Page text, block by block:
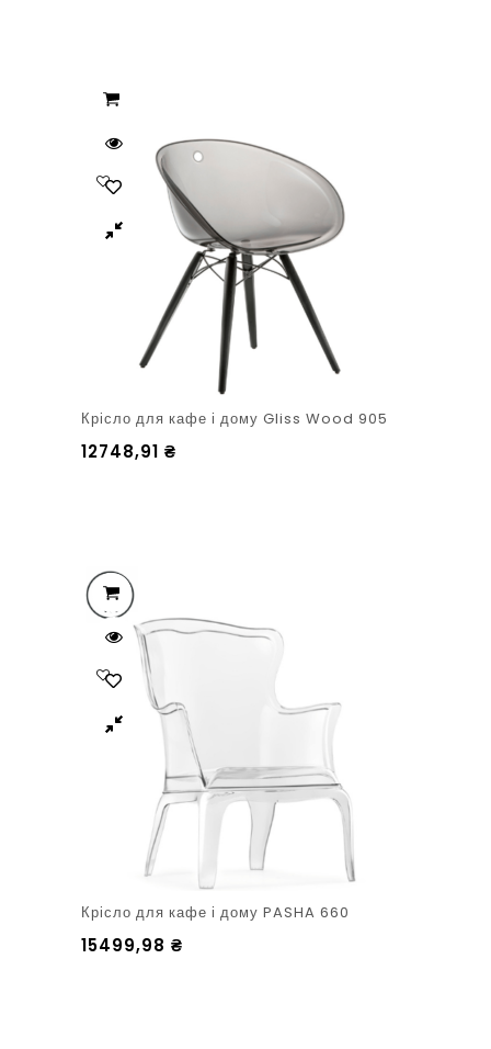
Крісло для кафе і дому Gliss Wood 905
12748,91 ₴
Крісло для кафе і дому PASHA 660
15499,98 ₴